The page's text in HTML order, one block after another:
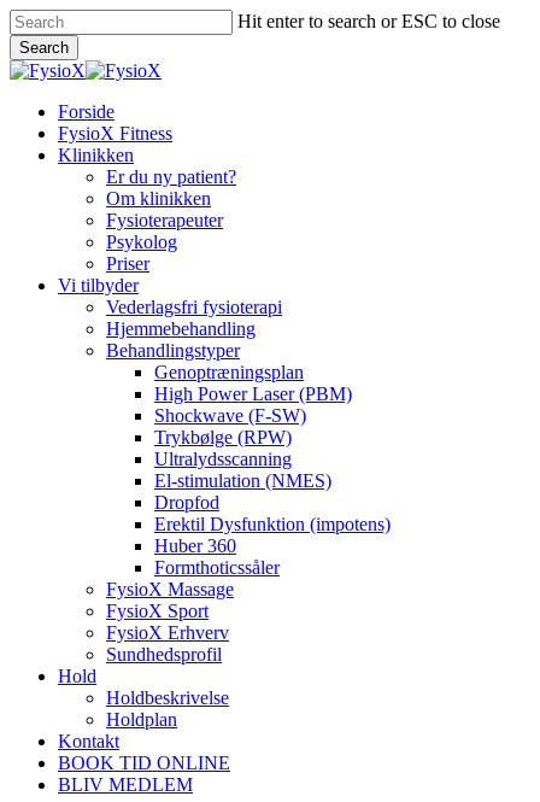
Skip
to
main
content
Hit enter to search or ESC to close
Search
Close
Menu
Forside
FysioX Fitness
Klinikken
Er du ny patient?
Om klinikken
Fysioterapeuter
Psykolog
Priser
Vi tilbyder
Vederlagsfri fysioterapi
Hjemmebehandling
Behandlingstyper
Genoptræningsplan
High Power Laser (PBM)
Shockwave (F-SW)
Trykbølge (RPW)
Ultralydsscanning
El-stimulation (NMES)
Dropfod
Erektil Dysfunktion (impotens)
Huber 360
Formthoticssåler
FysioX Massage
FysioX Sport
FysioX Erhverv
Sundhedsprofil
Hold
Holdbeskrivelse
Holdplan
Kontakt
BOOK TID ONLINE
BLIV MEDLEM